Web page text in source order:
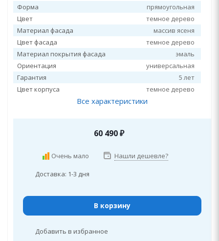
Форма
прямоугольная
Цвет
темное дерево
Материал фасада
массив ясеня
Цвет фасада
темное дерево
Материал покрытия фасада
эмаль
Ориентация
универсальная
Гарантия
5 лет
Цвет корпуса
темное дерево
Все характеристики
60 490₽
Очень мало Нашли дешевле?
Доставка: 1-3 дня
В корзину
Добавить в избранное